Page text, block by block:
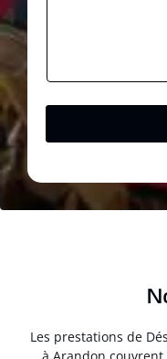
Les prestations de